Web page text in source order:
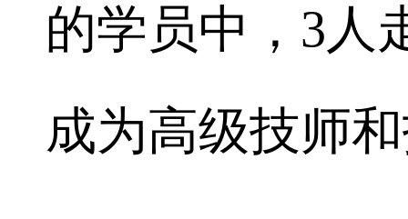
的学员中，3人
成为高级技师